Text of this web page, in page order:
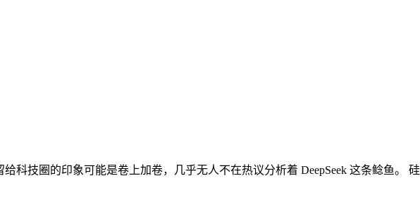
科技圈的印象可能是卷上加卷，几乎无人不在热议分析着 DeepSeek 这条鲶鱼。